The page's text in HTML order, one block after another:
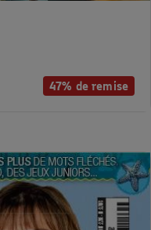
47% de remise